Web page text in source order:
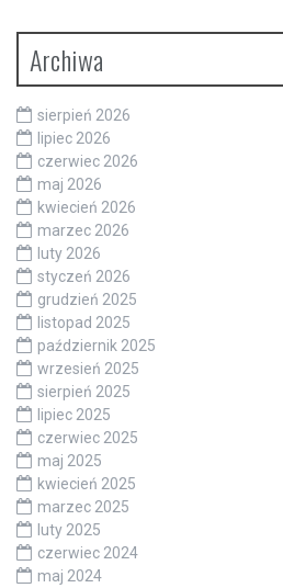
Archiwa
sierpień 2026
lipiec 2026
czerwiec 2026
maj 2026
kwiecień 2026
marzec 2026
luty 2026
styczeń 2026
grudzień 2025
listopad 2025
październik 2025
wrzesień 2025
sierpień 2025
lipiec 2025
czerwiec 2025
maj 2025
kwiecień 2025
marzec 2025
luty 2025
czerwiec 2024
maj 2024